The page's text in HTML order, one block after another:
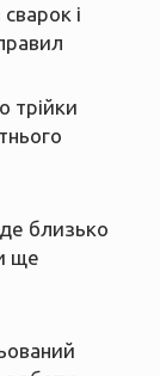
і
трійки
близько
ще